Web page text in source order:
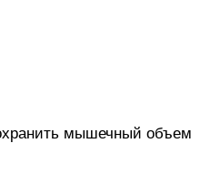
мышечный объем